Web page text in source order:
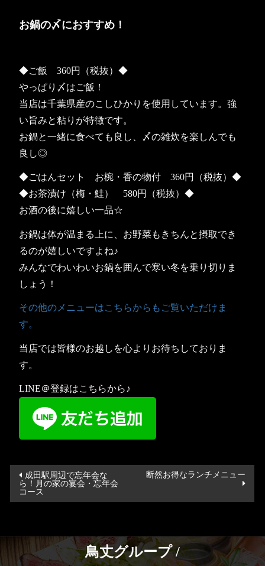
お鍋の〆におすすめ！
◆ご飯 360円（税抜）◆
やっぱり〆はご飯！
当店は千葉県産のこしひかりを使用しています。強
い旨みと粘りが特徴です。
お鍋と一緒に食べても良し、〆の雑炊を楽しんでも
良し◎
◆ごはんセット お椀・香の物付 360円（税抜）◆
◆お茶漬け（梅・鮭） 580円（税抜）◆
お酒の後に嬉しい一品☆
お鍋は体が温まる上に、お野菜もきちんと摂取でき
るのが嬉しいですよね♪
みんなでわいわいお鍋を囲んで寒い冬を乗り切りま
しょう！
その他のメニューはこちらからもご覧いただけま
す。
当店では皆様のお越しを心よりお待ちしておりま
す。
LINE＠登録はこちらから♪
投
稿
ナ
ゲ
ー
成田駅周辺で忘年会な
ら！月の家の宴会・忘年会
コース
断然お得なランチメニュー
鳥丈グループ /